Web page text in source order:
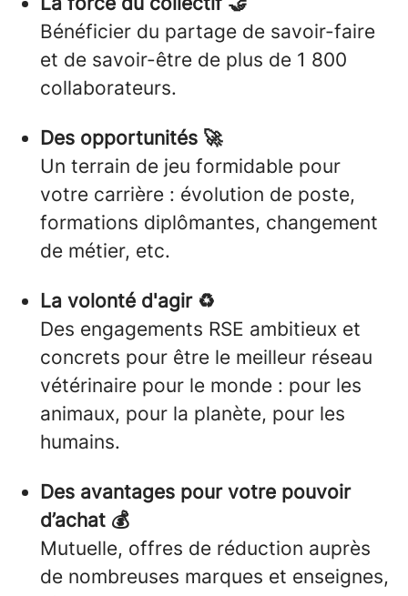
Bénéficier du partage de savoir-faire
et de savoir-être de plus de 1 800
collaborateurs.
Des opportunités 🚀
Un terrain de jeu formidable pour
votre carrière : évolution de poste,
formations diplômantes, changement
de métier, etc.
La volonté d'agir ♻️
Des engagements RSE ambitieux et
concrets pour être le meilleur réseau
vétérinaire pour le monde : pour les
animaux, pour la planète, pour les
humains.
Des avantages pour votre pouvoir
d’achat 💰
Mutuelle, offres de réduction auprès
de nombreuses marques et enseignes,